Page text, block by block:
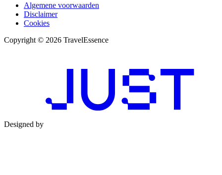
Algemene voorwaarden
Disclaimer
Cookies
Copyright © 2026 TravelEssence
Designed by